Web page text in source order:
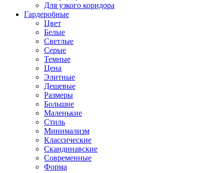
Для узкого коридора
Гардеробные
Цвет
Белые
Светлые
Серые
Темные
Цена
Элитные
Дешевые
Размеры
Большие
Маленькие
Стиль
Минимализм
Классические
Скандинавские
Современные
Форма